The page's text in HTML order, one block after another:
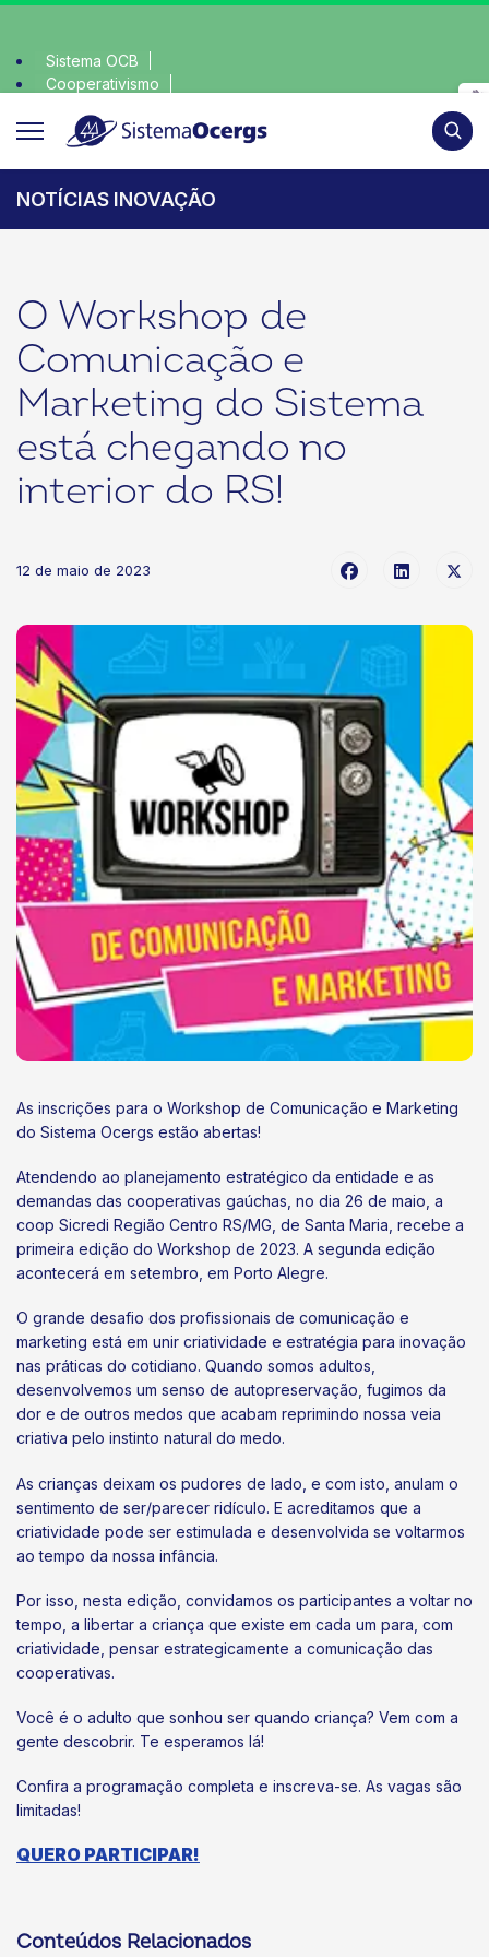
Sistema OCB
Cooperativismo
NOTÍCIAS INOVAÇÃO
O Workshop de
Comunicação e
Marketing do Sistema
está chegando no
interior do RS!
12 de maio de 2023
As inscrições para o Workshop de Comunicação e Marketing
do Sistema Ocergs estão abertas!
Atendendo ao planejamento estratégico da entidade e as
demandas das cooperativas gaúchas, no dia 26 de maio, a
coop Sicredi Região Centro RS/MG, de Santa Maria, recebe a
primeira edição do Workshop de 2023. A segunda edição
acontecerá em setembro, em Porto Alegre.
O grande desafio dos profissionais de comunicação e
marketing está em unir criatividade e estratégia para inovação
nas práticas do cotidiano. Quando somos adultos,
desenvolvemos um senso de autopreservação, fugimos da
dor e de outros medos que acabam reprimindo nossa veia
criativa pelo instinto natural do medo.
As crianças deixam os pudores de lado, e com isto, anulam o
sentimento de ser/parecer ridículo. E acreditamos que a
criatividade pode ser estimulada e desenvolvida se voltarmos
ao tempo da nossa infância.
Por isso, nesta edição, convidamos os participantes a voltar no
tempo, a libertar a criança que existe em cada um para, com
criatividade, pensar estrategicamente a comunicação das
cooperativas.
Você é o adulto que sonhou ser quando criança? Vem com a
gente descobrir. Te esperamos lá!
Confira a programação completa e inscreva-se. As vagas são
limitadas!
QUERO PARTICIPAR!
Conteúdos Relacionados